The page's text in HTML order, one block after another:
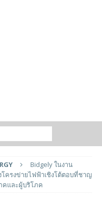
Bidgely ในงาน
โครงข่ายไฟฟ้าเชิงโต้ตอบที่ชาญ
คและผู้บริโภค